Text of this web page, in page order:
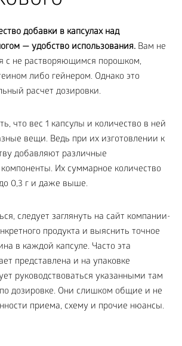
добавки в капсулах над
— удобство использования. Вам не
с не растворяющимся порошком,
либо гейнером. Однако это
расчет дозировки.
что вес 1 капсулы и количество в ней
вещи. Ведь при их изготовлении к
добавляют различные
Их суммарное количество
0,3 г и даже выше.
следует заглянуть на сайт компании-
продукта и выяснить точное
в каждой капсуле. Часто эта
представлена и на упаковке
руководствоваться указанными там
дозировке. Они слишком общие и не
приема, схему и прочие нюансы.